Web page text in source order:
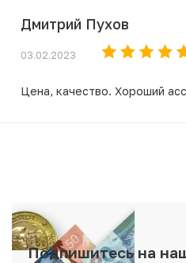
Дмитрий Пухов
03.02.2023
Цена, качество. Хороший
Подпишитесь на